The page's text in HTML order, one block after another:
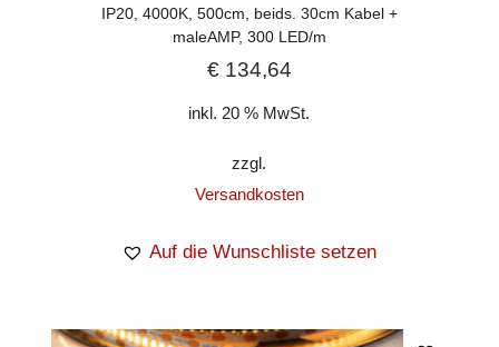
IP20, 4000K, 500cm, beids. 30cm Kabel +
maleAMP, 300 LED/m
€134,64
inkl. 20 % MwSt.
zzgl.
Versandkosten
Auf die Wunschliste setzen